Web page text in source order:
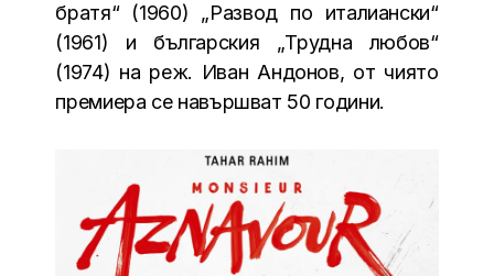
братя“ (1960) „Развод по италиански“
(1961) и българския „Трудна любов“
(1974) на реж. Иван Андонов, от чиято
премиера се навършват 50 години.